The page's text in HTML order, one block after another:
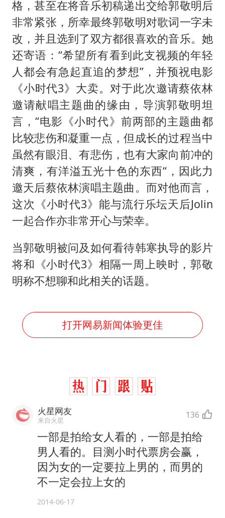
格，甚至在将音乐初稿递出交给郭敬明后
非常紧张，所幸最终郭敬明对歌词一字未
改，并且选到了双方都很喜欢的音乐。她
还寄语：“希望所有看到此支视频的年轻
人都会有急起直追的梦想”，并预祝电影
《小时代3》大卖。对于此次邀请蔡依林
邀请献唱主题曲的缘由，导演郭敬明坦
言，“电影《小时代》前两部的主题曲都
比较悲伤和凝重一点，但成长的过程当中
虽然有眼泪、有悲伤，也有大家向前冲的
清爽，有洋溢五光十色的东西“，因此力
邀天后蔡依林演唱主题曲。而对他而言，
这次《小时代3》能与流行乐坛天后Jolin
一起合作亦非常开心与荣幸。
当郭敬明被问及如何看待韩寒执导的影片
将和《小时代3》相隔一周上映时，郭敬
明称不想聊和此相关的话题。
打开网易新闻体验更佳
火星网友
来自火星 136
一部是拍给女人看的，一部是拍给
男人看的。目测小时代票房会赢，
因为女的一定要拉上男的，而男的
不一定会拉上女的
2014-06-17